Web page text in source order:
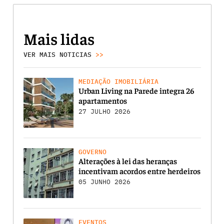
Mais lidas
VER MAIS NOTICIAS >>
MEDIAÇÃO IMOBILIÁRIA
Urban Living na Parede integra 26
apartamentos
27 JULHO 2026
GOVERNO
Alterações à lei das heranças
incentivam acordos entre herdeiros
05 JUNHO 2026
EVENTOS